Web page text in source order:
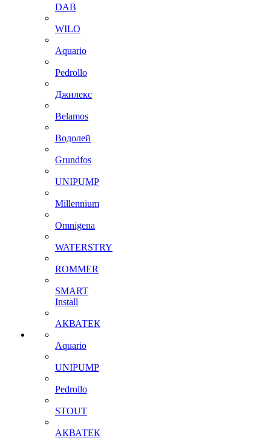
DAB
WILO
Aquario
Pedrollo
Джилекс
Belamos
Водолей
Grundfos
UNIPUMP
Millennium
Omnigena
WATERSTRY
ROMMER
SMART
Install
АКВАТЕК
Aquario
UNIPUMP
Pedrollo
STOUT
АКВАТЕК